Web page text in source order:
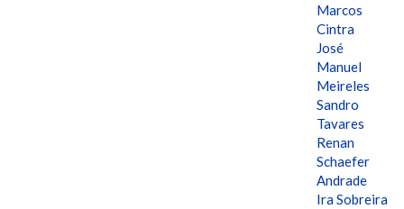
Marcos
Cintra
José
Manuel
Meireles
Sandro
Tavares
Renan
Schaefer
Andrade
Ira Sobreira